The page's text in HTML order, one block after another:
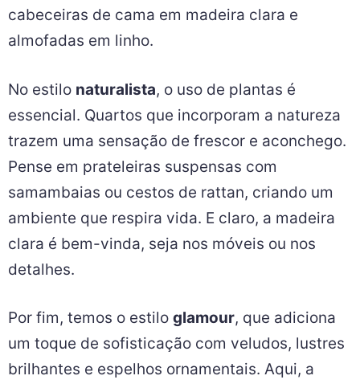
cabeceiras de cama em madeira clara e
almofadas em linho.
No estilo naturalista, o uso de plantas é
essencial. Quartos que incorporam a natureza
trazem uma sensação de frescor e aconchego.
Pense em prateleiras suspensas com
samambaias ou cestos de rattan, criando um
ambiente que respira vida. E claro, a madeira
clara é bem-vinda, seja nos móveis ou nos
detalhes.
Por fim, temos o estilo glamour, que adiciona
um toque de sofisticação com veludos, lustres
brilhantes e espelhos ornamentais. Aqui, a